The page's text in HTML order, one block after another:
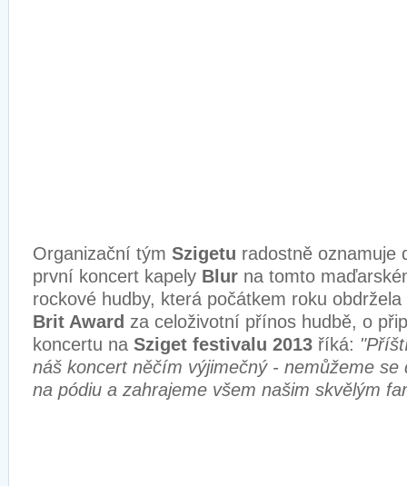
Organizační tým Szigetu radostně oznamuje
první koncert kapely Blur na tomto
rockové hudby, která počátkem roku
Brit Award za celoživotní přínos hudbě, o
koncertu na Sziget festivalu 2013 říká:
náš koncert něčím výjimečný - nemůžeme se
na pódiu a zahrajeme všem našim skvělým